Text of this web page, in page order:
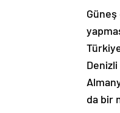
da bir